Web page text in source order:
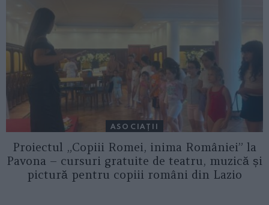
ASOCIAŢII
Proiectul „Copiii Romei, inima României” la
Pavona – cursuri gratuite de teatru, muzică și
pictură pentru copiii români din Lazio